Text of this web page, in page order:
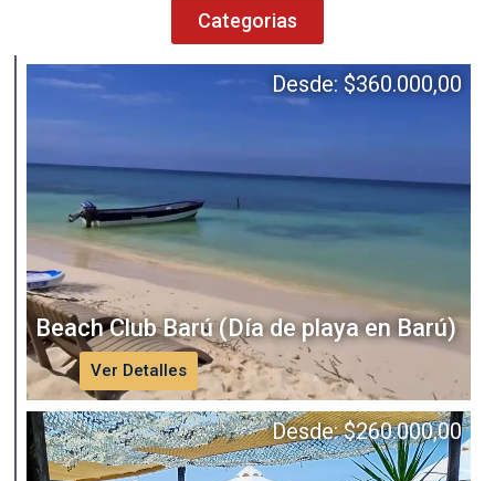
Categorias
Desde: $360.000,00
Beach Club Barú (Día de playa en Barú)
Ver Detalles
Desde:$260.000,00